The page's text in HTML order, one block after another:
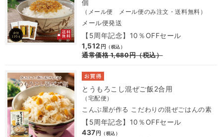
個
（メール便 メール便のみ注文・送料無料）
メール便発送
【5周年記念】10％OFFセール
1,512 円 （税込）
通常価格1,680円（税込）
とうもろこし混ぜご飯2合用
（宅配便）
こんぶ屋が作る こだわりの混ぜごはんの素
【5周年記念】10％OFFセール
437 円 （税込）